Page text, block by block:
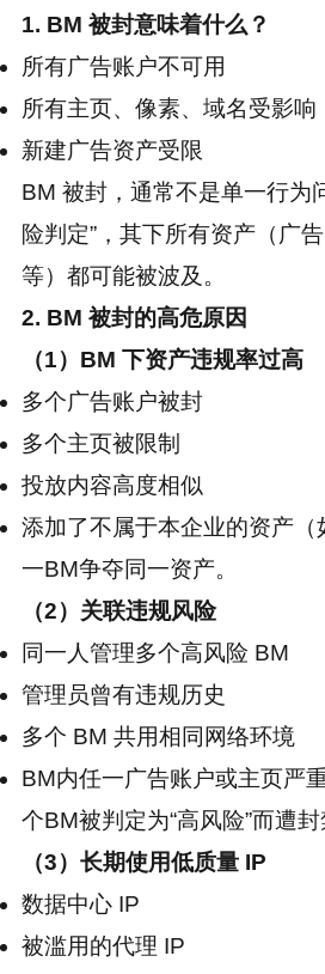
1. BM 被封意味着什么？
所有广告账户不可用
所有主页、像素、域名受影响
新建广告资产受限
BM 被封，通常不是单一行为
险判定”，其下所有资产（广
等）都可能被波及。
2. BM 被封的高危原因
（1）BM 下资产违规率过高
多个广告账户被封
多个主页被限制
投放内容高度相似
添加了不属于本企业的资产（
一BM争夺同一资产。
（2）关联违规风险
同一人管理多个高风险 BM
管理员曾有违规历史
多个 BM 共用相同网络环境
BM内任一广告账户或主页严
个BM被判定为“高风险”而遭封
（3）长期使用低质量 IP
数据中心 IP
被滥用的代理 IP